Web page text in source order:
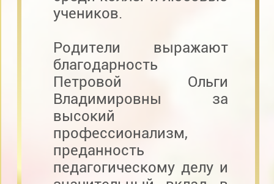
учеников.
Родители выражают
благодарность
Петровой Ольги
Владимировны за
высокий
профессионализм,
преданность
педагогическому делу и